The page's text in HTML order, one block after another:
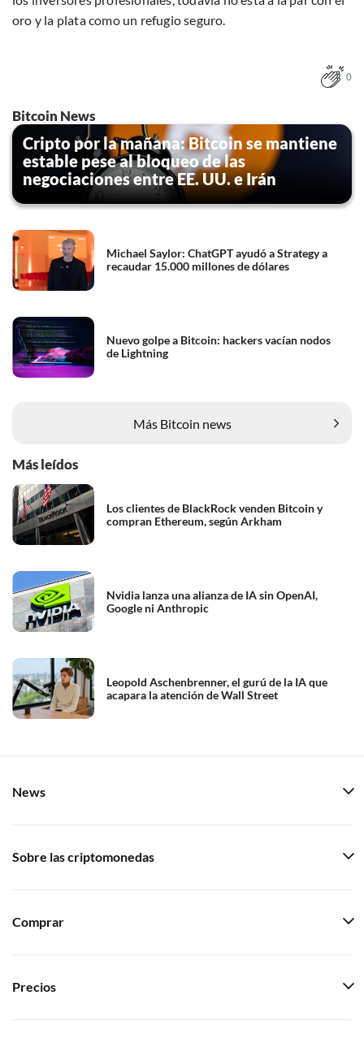
oro y la plata como un refugio seguro.
0
Bitcoin News
Cripto por la mañana: Bitcoin se mantiene
estable pese al bloqueo de las
negociaciones entre EE. UU. e Irán
Michael Saylor: ChatGPT ayudó a Strategy a
recaudar 15.000 millones de dólares
Nuevo golpe a Bitcoin: hackers vacían nodos
de Lightning
Más Bitcoin news
Más leídos
Los clientes de BlackRock venden Bitcoin y
compran Ethereum, según Arkham
Nvidia lanza una alianza de IA sin OpenAI,
Google ni Anthropic
Leopold Aschenbrenner, el gurú de la IA que
acapara la atención de Wall Street
News
Sobre las criptomonedas
Comprar
Precios